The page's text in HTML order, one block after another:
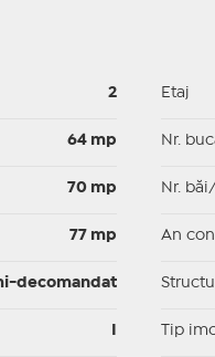
2
64 mp
70 mp
77 mp
decomandat
Etaj
Nr.
Nr.
An
Tip